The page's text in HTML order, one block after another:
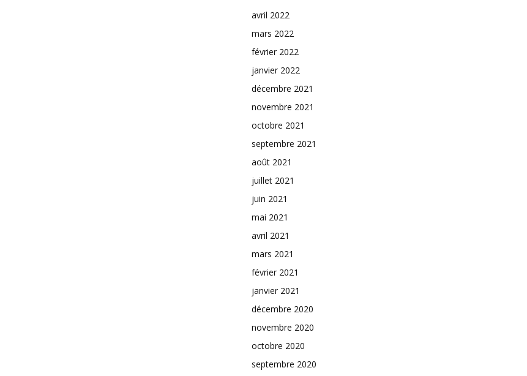
avril 2022
mars 2022
février 2022
janvier 2022
décembre 2021
novembre 2021
octobre 2021
septembre 2021
août 2021
juillet 2021
juin 2021
mai 2021
avril 2021
mars 2021
février 2021
janvier 2021
décembre 2020
novembre 2020
octobre 2020
septembre 2020